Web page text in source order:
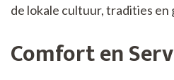
de lokale cultuur, tradities en
Comfort en